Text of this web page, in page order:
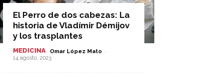
El Perro de dos cabezas: La
historia de Vladímir Démijov
y los trasplantes
MEDICINA Omar López Mato -
14 agosto, 2023